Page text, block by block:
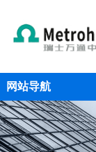
网站导航